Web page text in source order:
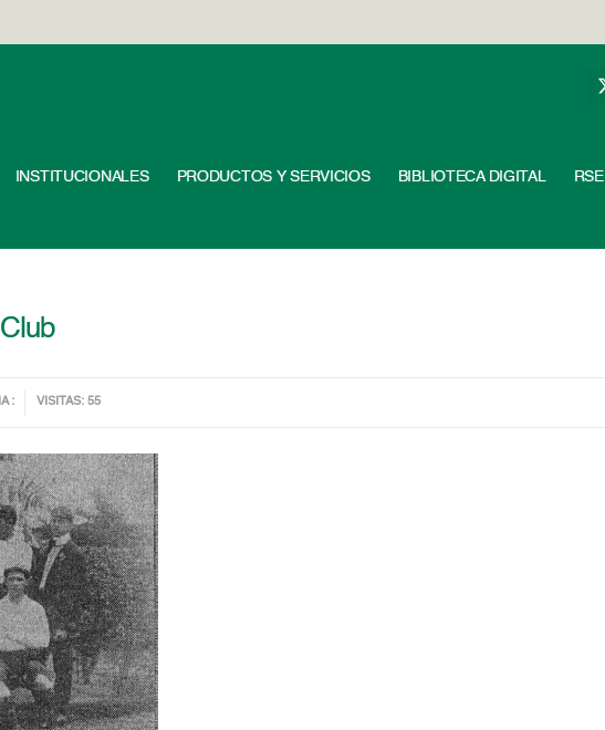
INSTITUCIONALES PRODUCTOS Y SERVICIOS BIBLIOTECA DIGITAL RSE
: VISITAS: 55